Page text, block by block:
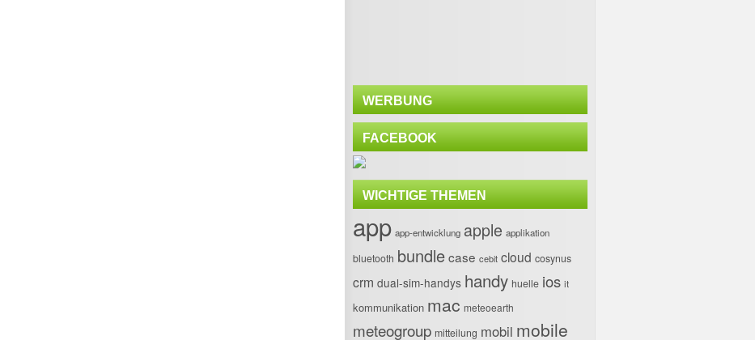
WERBUNG
FACEBOOK
WICHTIGE THEMEN
app app-entwicklung apple applikation
bluetooth bundlecase cebit cloud cosynus
crm dual-sim-handys handy huelle ios it
kommunikation mac meteoearth
meteogroup mitteilung mobil mobile